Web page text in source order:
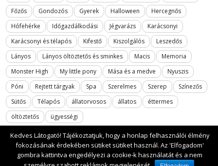
Főzős
Gondozós Gyerek Halloween
Hercegnős
Hófehérke
Időgazdálkodási Jégvarázs
Karácsonyi
Karácsonyi és télapós
Kifestő Kiszolgálós
Leszedős
Lányos
Lányos öltöztetős és sminkes Macis
Memoria
Monster High
My little pony Mása és a medve
Nyuszis
Póni
Rejtett tárgyak Spa Szerelmes Szerep
Színezős
Sütős
Télapós állatorvosos állatos
éttermes
öltöztetős
ügyességi
2017 All rights reserved. lanyosjatekok.gyerekfilmek.hu
Kedves Látogató! Tájékoztatjuk, hogy a honlap felhasználói élmény
fokozásának érdekében sütiket sütiket használ. Az 'Elfogadom'
gombra kattintva engedélyezi a cookie-k használatát és a nem